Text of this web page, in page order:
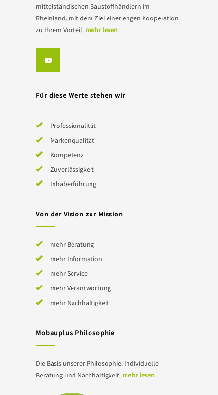
mittelständischen Baustoffhändlern im
Rheinland, mit dem Ziel einer engen Kooperation
zu Ihrem Vorteil. mehr lesen
Für diese Werte stehen wir
Professionalität
Markenqualität
Kompetenz
Zuverlässigkeit
Inhaberführung
Von der Vision zur Mission
mehr Beratung
mehr Information
mehr Service
mehr Verantwortung
mehr Nachhaltigkeit
Mobauplus Philosophie
Die Basis unserer Philosophie: Individuelle
Beratung und Nachhaltigkeit. mehr lesen